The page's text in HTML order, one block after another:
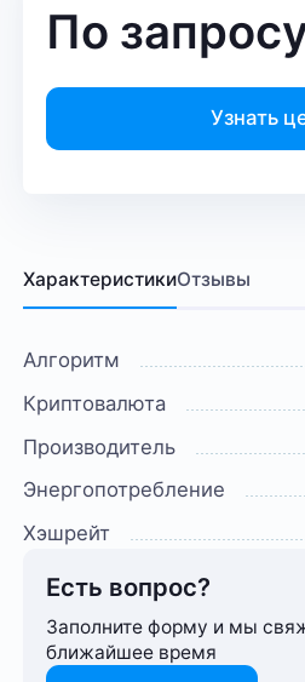
По
Узнать
ХарактеристикиОтзывы
Алгоритм
Криптовалюта
Производитель
Энергопотребление
Хэшрейт
Есть вопрос?
Заполните форму и мы
ближайшее время